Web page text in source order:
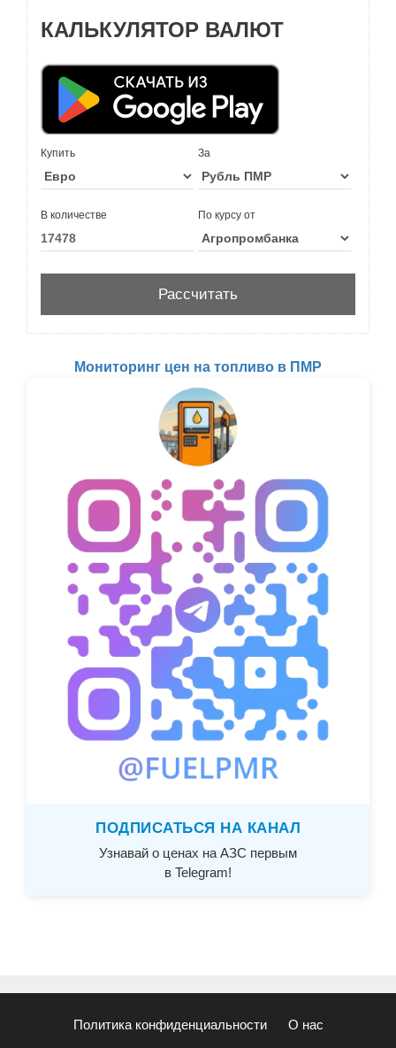
КАЛЬКУЛЯТОР ВАЛЮТ
Купить За
В количестве По курсу от
Мониторинг цен на топливо в ПМР
ПОДПИСАТЬСЯ НА КАНАЛ
Узнавай о ценах на АЗС первым
в Telegram!
Политика конфиденциальности О нас